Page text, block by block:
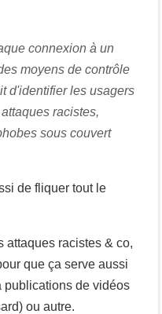
connexion à un
moyens de contrôle
d'identifier les usagers
racistes,
sous couvert
de fliquer tout le
attaques racistes & co,
que ça serve aussi
publications de vidéos
ou autre.